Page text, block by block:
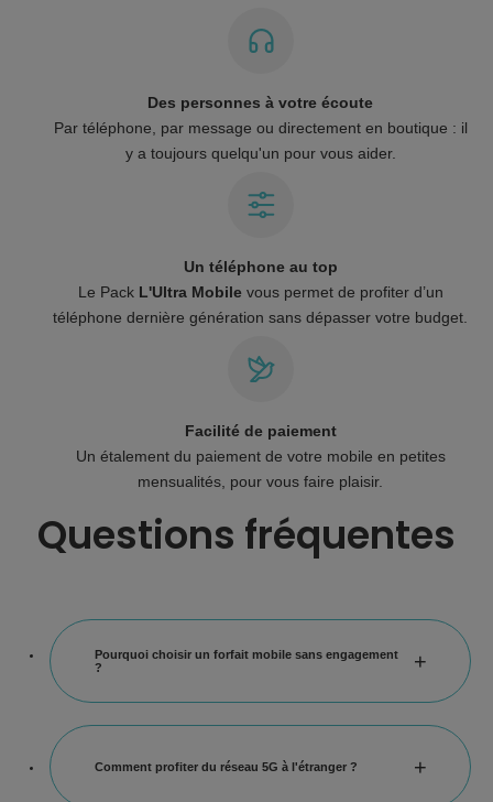
Des personnes à votre écoute
Par téléphone, par message ou directement en boutique : il
y a toujours quelqu'un pour vous aider.
Un téléphone au top
Le Pack L'Ultra Mobilevous permet de profiter d’un
téléphone dernière génération sans dépasser votre budget.
Facilité de paiement
Un étalement du paiement de votre mobile en petites
mensualités, pour vous faire plaisir.
Questions fréquentes
Pourquoi choisir un forfait mobile sans engagement
?
Choisir un forfait mobile Coriolis sans engagement vous permettra de garder
une totale liberté.
Comment profiter du réseau 5G à l'étranger ?